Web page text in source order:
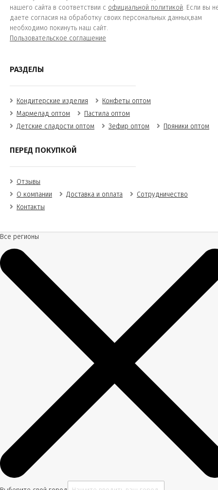
нашего сайта в соответствии с официальной политикой. Если вы
даете согласия на обработку своих персональных данных,вам
необходимо покинуть наш сайт.
Пользовательское соглашение
РАЗДЕЛЫ
Кондитерские изделия
Конфеты оптом
Мармелад оптом
Пастила оптом
Детские сладости оптом
Зефир оптом Пряники оптом
ПЕРЕД ПОКУПКОЙ
Отзывы
О компании
Доставка и оплата
Сотрудничество
Контакты
Все регионы